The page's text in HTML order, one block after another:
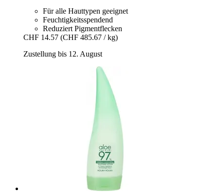
Für alle Hauttypen geeignet
Feuchtigkeitsspendend
Reduziert Pigmentflecken
CHF 14.57 (CHF 485.67 / kg)
Zustellung bis 12. August